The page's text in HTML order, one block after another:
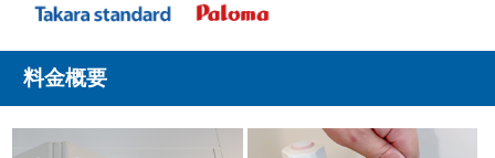
料金概要